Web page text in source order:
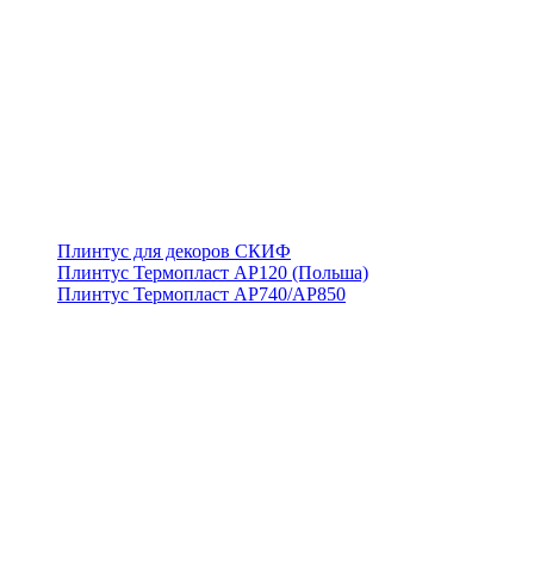
Плинтус для декоров СКИФ
Плинтус Термопласт АР120 (Польша)
Плинтус Термопласт АР740/АР850